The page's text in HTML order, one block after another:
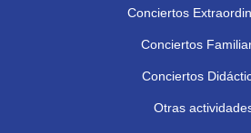
Conciertos
Conciertos
Conciertos
Otras